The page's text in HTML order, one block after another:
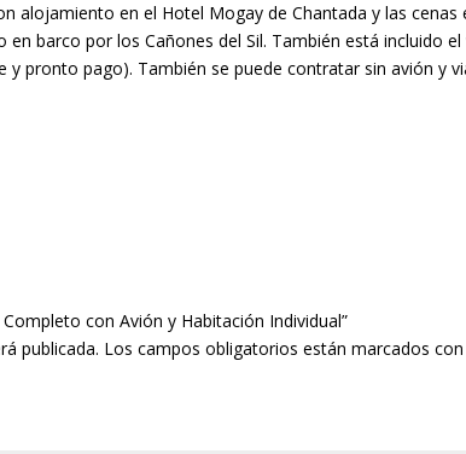
alojamiento en el Hotel Mogay de Chantada y las
en barco por los Cañones del Sil. También está incluido
pronto pago). También se puede contratar sin avión y
con Avión y Habitación Individual”
publicada. Los campos obligatorios están marcados